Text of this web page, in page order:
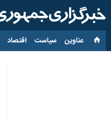
عناوین‌ سیاست اقتصاد